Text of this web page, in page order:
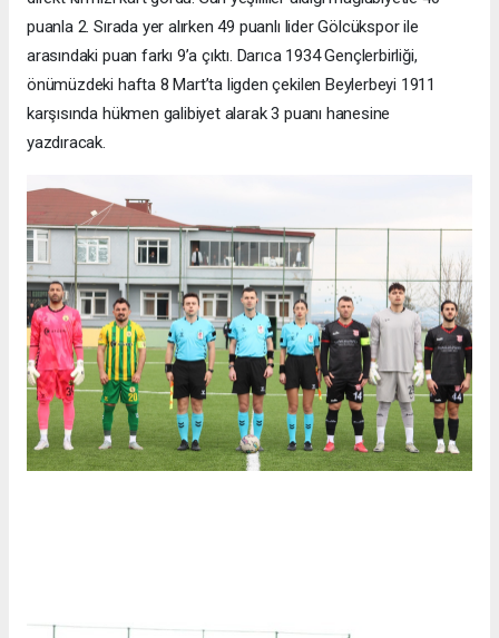
puanla 2. Sırada yer alırken 49 puanlı lider Gölcükspor ile
arasındaki puan farkı 9’a çıktı. Darıca 1934 Gençlerbirliği,
önümüzdeki hafta 8 Mart’ta ligden çekilen Beylerbeyi 1911
karşısında hükmen galibiyet alarak 3 puanı hanesine
yazdıracak.